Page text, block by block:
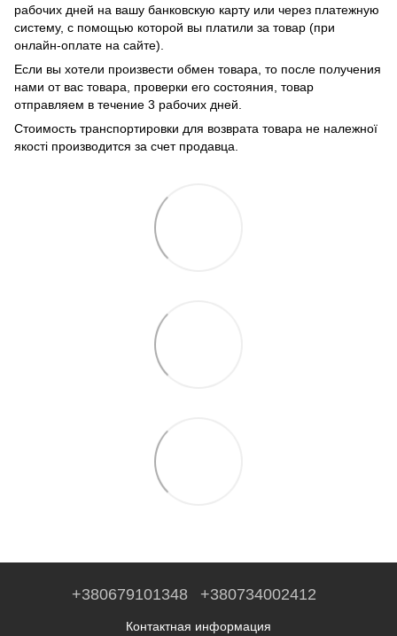
рабочих дней на вашу банковскую карту или через платежную
систему, с помощью которой вы платили за товар (при
онлайн-оплате на сайте).
Если вы хотели произвести обмен товара, то после получения
нами от вас товара, проверки его состояния, товар
отправляем в течение 3 рабочих дней.
Стоимость транспортировки для возврата товара не належної
якості производится за счет продавца.
+380679101348 +380734002412
Контактная информация